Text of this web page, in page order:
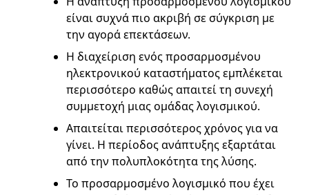
είναι συχνά πιο ακριβή σε σύγκριση με
την αγορά επεκτάσεων.
Η διαχείριση ενός προσαρμοσμένου
ηλεκτρονικού καταστήματος εμπλέκεται
περισσότερο καθώς απαιτεί τη συνεχή
συμμετοχή μιας ομάδας λογισμικού.
Απαιτείται περισσότερος χρόνος για να
γίνει. Η περίοδος ανάπτυξης εξαρτάται
από την πολυπλοκότητα της λύσης.
Το προσαρμοσμένο λογισμικό που έχει